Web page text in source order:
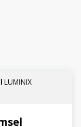
LUMINIX